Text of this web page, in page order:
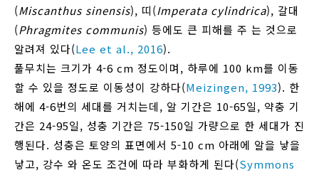
(Miscanthus sinensis), 띠(Imperata cylindrica), 갈대
(Phragmites communis) 등에도 큰 피해를 주 는 것으로
알려져 있다(Lee et al., 2016).
풀무치는 크기가 4-6 cm 정도이며, 하루에 100 km를 이동
할 수 있을 정도로 이동성이 강하다(Meizingen, 1993). 한
해에 4-6번의 세대를 거치는데, 알 기간은 10-65일, 약충 기
간은 24-95일, 성충 기간은 75-150일 가량으로 한 세대가 진
행된다. 성충은 토양의 표면에서 5-10 cm 아래에 알을 낳을
낳고, 강수 와 온도 조건에 따라 부화하게 된다(Symmons